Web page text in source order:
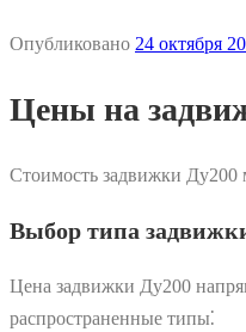
Опубликовано 24 октября
Цены на
Стоимость задвижки Ду200
Выбор типа
Цена задвижки Ду200
распространенные типы⁚